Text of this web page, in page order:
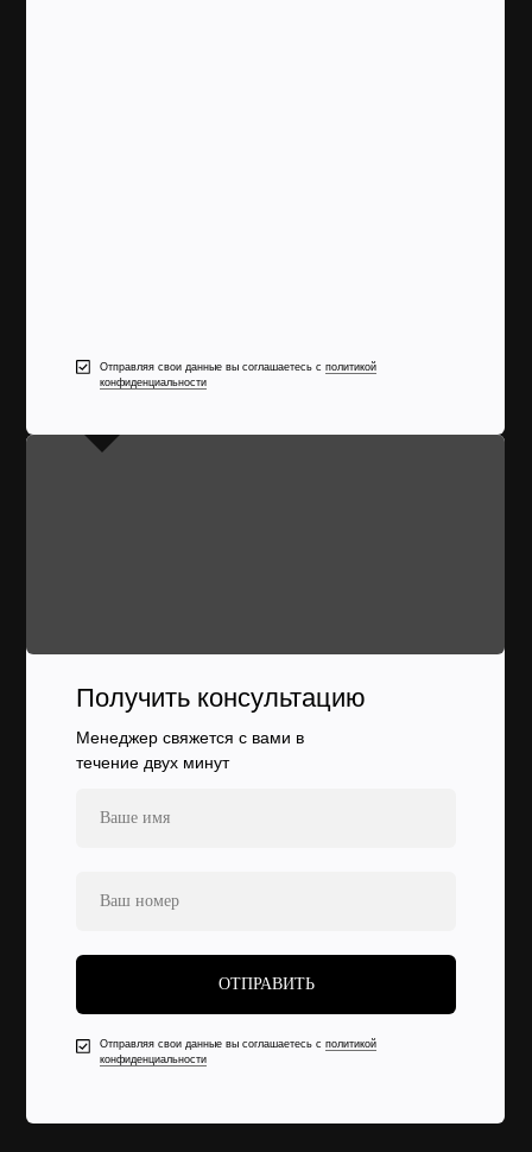
Отправляя свои данные вы соглашаетесь с политикой
конфиденциальности
ОТПРАВИТЬ
Получить консультацию
Менеджер свяжется с вами в
течение двух минут
Отправляя свои данные вы соглашаетесь с политикой
конфиденциальности